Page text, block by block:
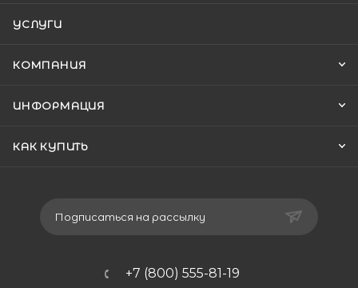
УСЛУГИ
КОМПАНИЯ
ИНФОРМАЦИЯ
КАК КУПИТЬ
Подписаться на рассылку
+7 (800) 555-81-19